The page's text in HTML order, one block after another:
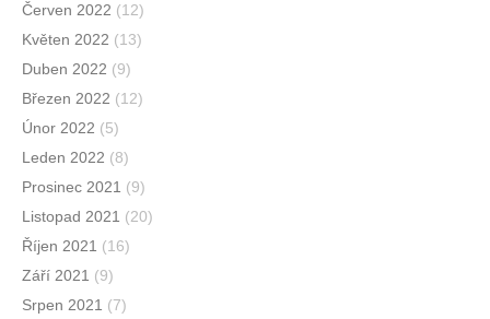
Červen 2022 (12)
Květen 2022 (13)
Duben 2022 (9)
Březen 2022 (12)
Únor 2022 (5)
Leden 2022 (8)
Prosinec 2021 (9)
Listopad 2021 (20)
Říjen 2021 (16)
Září 2021 (9)
Srpen 2021 (7)